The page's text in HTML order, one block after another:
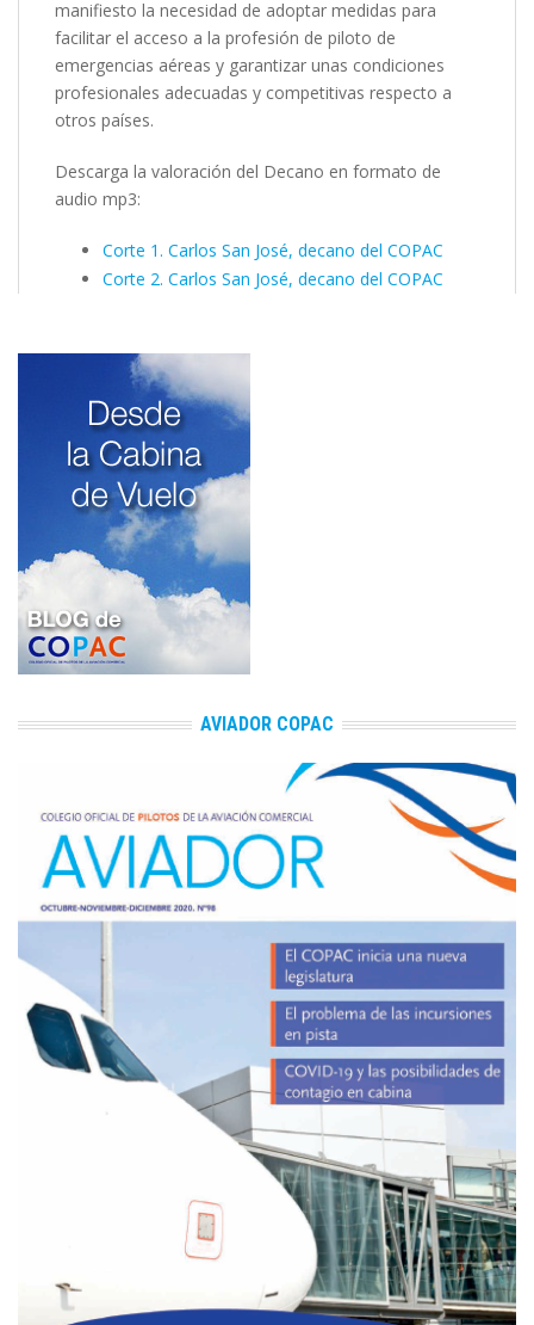
manifiesto la necesidad de adoptar medidas para
facilitar el acceso a la profesión de piloto de
emergencias aéreas y garantizar unas condiciones
profesionales adecuadas y competitivas respecto a
otros países.
Descarga la valoración del Decano en formato de
audio mp3:
Corte 1. Carlos San José, decano del COPAC
Corte 2. Carlos San José, decano del COPAC
AVIADOR COPAC